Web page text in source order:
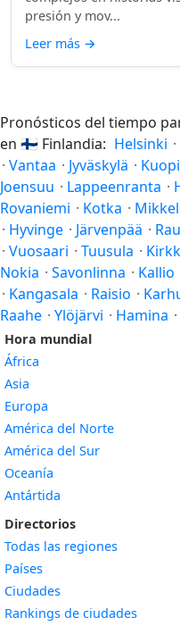
presión y mov...
Leer más →
Pronósticos del tiempo
en 🇫🇮 Finlandia: Helsinki ·
· Vantaa · Jyväskylä ·
Joensuu · Lappeenranta ·
Rovaniemi · Kotka ·
· Hyvinge · Järvenpää ·
· Vuosaari · Tuusula ·
Nokia · Savonlinna · Kallio
· Kangasala · Raisio ·
Raahe · Ylöjärvi · Hamina ·
Hora mundial
África
Asia
Europa
América del Norte
América del Sur
Oceanía
Antártida
Directorios
Todas las regiones
Países
Ciudades
Rankings de ciudades